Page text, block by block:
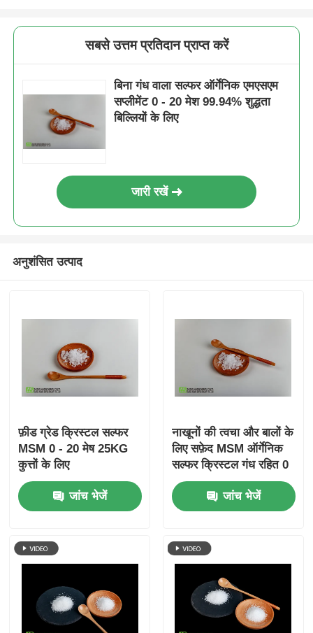
सबसे उत्तम प्रतिदान प्राप्त करें
बिना गंध वाला सल्फर ऑर्गेनिक एमएसएम
सप्लीमेंट 0 - 20 मेश 99.94% शुद्धता
बिल्लियों के लिए
जारी रखें
अनुशंसित उत्पाद
फ़ीड ग्रेड क्रिस्टल सल्फर
MSM 0 - 20 मेष 25KG
कुत्तों के लिए
मिथाइलसल्फोनीलमीथेन
जांच भेजें
नाखूनों की त्वचा और बालों के
लिए सफ़ेद MSM ऑर्गेनिक
सल्फर क्रिस्टल गंध रहित 0
- 20 मेश
जांच भेजें